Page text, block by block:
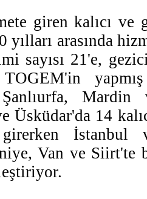
giren kalıcı ve
arasında
sayısı 21'e,
Üsküdar'da 14
İstanbul
Van ve Siirt'te